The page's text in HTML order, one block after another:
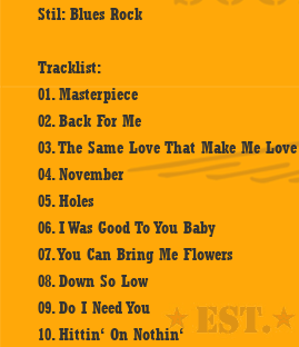
Stil: Blues Rock
Tracklist:
01. Masterpiece
02. Back For Me
03. The Same Love That Make Me Love
04. November
05. Holes
06. I Was Good To You Baby
07. You Can Bring Me Flowers
08. Down So Low
09. Do I Need You
10. Hittin‘ On Nothin‘